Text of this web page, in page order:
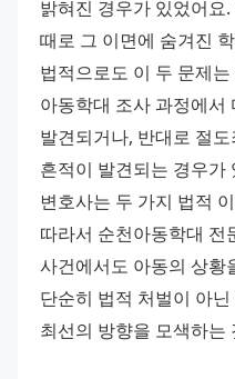
밝혀진 경우가 있었어요
때로 그 이면에 숨겨진
법적으로도 이 두 문제
아동학대 조사 과정에서
발견되거나, 반대로 절
흔적이 발견되는 경우가
변호사는 두 가지 법적
따라서 순천아동학대 전
사건에서도 아동의 상황
단순히 법적 처벌이 아
최선의 방향을 모색하는